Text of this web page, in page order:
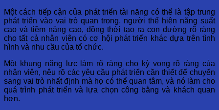
Một cách tiếp cận của phát triển tài năng có thể là tập trung
phát triển vào vai trò quan trọng, người thể hiện năng suất
cao và tiềm năng cao, đồng thời tạo ra con đường rõ ràng
cho tất cả nhân viên có cơ hội phát triển khác dựa trên tình
hình và nhu cầu của tổ chức.
Một khung năng lực làm rõ ràng cho kỳ vọng rõ ràng của
nhân viên, nêu rõ các yêu cầu phát triển cần thiết để chuyển
sang vai trò nhất định mà họ có thể quan tâm, và nó làm cho
quá trình phát triển và lựa chọn công bằng và khách quan
hơn.